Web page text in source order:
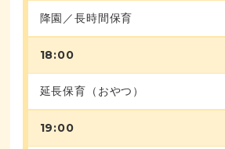
降園／長時間保育
18:00
延長保育（おやつ）
19:00